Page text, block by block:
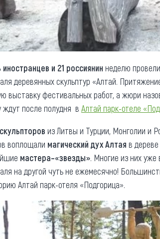
и 21 россиянин неделю
деревянных скульптур «Алтай.
выставку фестивальных работ, а жюри
ждут после полудня в Алтай парк-отеле
из Литвы и Турции, Монголии и
воплощали магический дух Алтая в
мастера–«звезды». Многие из них уже
на другой чуть не ежемесячно!
Алтай парк-отеля «Подгорица».